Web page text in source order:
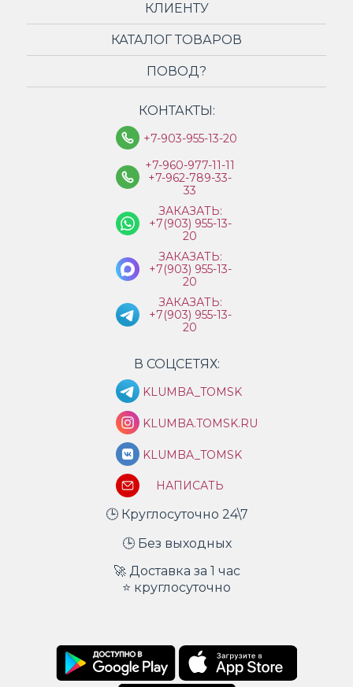
КЛИЕНТУ
КАТАЛОГ ТОВАРОВ
ПОВОД?
КОНТАКТЫ:
+7-903-955-13-20
+7-960-977-11-11
+7-962-789-33-
33
ЗАКАЗАТЬ:
+7(903) 955-13-
20
ЗАКАЗАТЬ:
+7(903) 955-13-
20
ЗАКАЗАТЬ:
+7(903) 955-13-
20
В СОЦСЕТЯХ:
KLUMBA_TOMSK
KLUMBA.TOMSK.RU
KLUMBA_TOMSK
НАПИСАТЬ
🕒 Круглосуточно 24\7
🕒 Без выходных
🚀 Доставка за 1 час
⭐ круглосуточно